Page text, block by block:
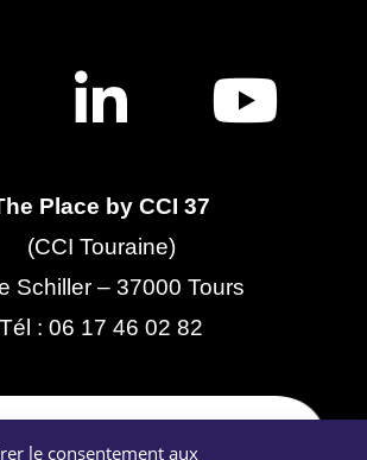
le consentement aux
Place by CCI 37
(CCI Touraine)
Schiller – 37000 Tours
Tél : 06 17 46 02 82